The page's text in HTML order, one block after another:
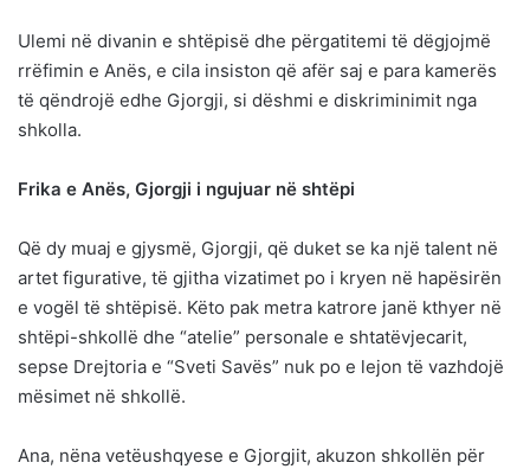
Ulemi në divanin e shtëpisë dhe përgatitemi të dëgjojmë
rrëfimin e Anës, e cila insiston që afër saj e para kamerës
të qëndrojë edhe Gjorgji, si dëshmi e diskriminimit nga
shkolla.
Frika e Anës, Gjorgji i ngujuar në shtëpi
Që dy muaj e gjysmë, Gjorgji, që duket se ka një talent në
artet figurative, të gjitha vizatimet po i kryen në hapësirën
e vogël të shtëpisë. Këto pak metra katrore janë kthyer në
shtëpi-shkollë dhe “atelie” personale e shtatëvjecarit,
sepse Drejtoria e “Sveti Savës” nuk po e lejon të vazhdojë
mësimet në shkollë.
Ana, nëna vetëushqyese e Gjorgjit, akuzon shkollën për